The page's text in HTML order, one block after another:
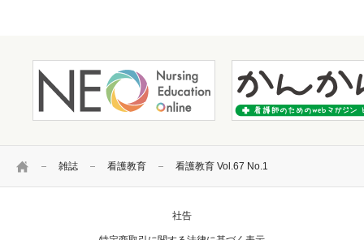
HOME 雑誌 看護教育 看護教育 Vol.67 No.1
社告